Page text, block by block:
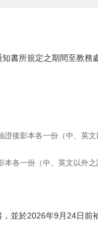
書所規定之期間至教務
後影本各一份（中、英
各一份（中、英文以外
並於2026年9月24日前